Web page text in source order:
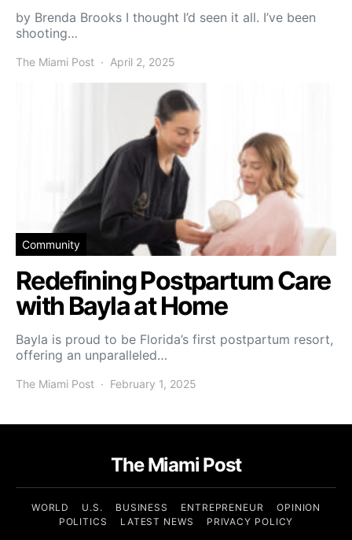
by Brenda Brooks I thought I’d seen it all. I’ve been
shooting…
The Miami Post April 2, 2025
Community
Redefining Postpartum Care
with Bayla at Home
Bayla is proud to be Florida’s first postpartum resort,
offering an unparalleled…
The Miami Post February 1, 2025
The Miami Post
WORLD U.S. BUSINESS ENTREPRENEUR
OPINION
POLITICS
LATEST NEWS PRIVACY POLICY